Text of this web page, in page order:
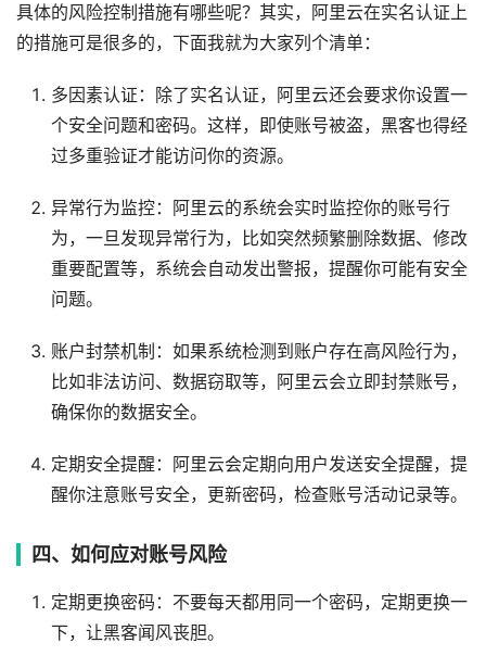
具体的风险控制措施有哪些呢？其实，阿里云在实名认证上
的措施可是很多的，下面我就为大家列个清单：
多因素认证：除了实名认证，阿里云还会要求你设置一
个安全问题和密码。这样，即使账号被盗，黑客也得经
过多重验证才能访问你的资源。
异常行为监控：阿里云的系统会实时监控你的账号行
为，一旦发现异常行为，比如突然频繁删除数据、修改
重要配置等，系统会自动发出警报，提醒你可能有安全
问题。
账户封禁机制：如果系统检测到账户存在高风险行为，
比如非法访问、数据窃取等，阿里云会立即封禁账号，
确保你的数据安全。
定期安全提醒：阿里云会定期向用户发送安全提醒，提
醒你注意账号安全，更新密码，检查账号活动记录等。
四、如何应对账号风险
定期更换密码：不要每天都用同一个密码，定期更换一
下，让黑客闻风丧胆。